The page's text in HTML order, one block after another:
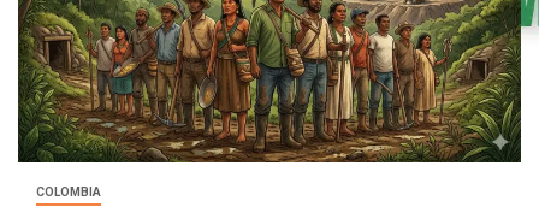
COLOMBIA